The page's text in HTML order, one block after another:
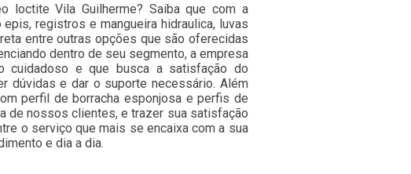
loctite Vila Guilherme? Saiba que com a
registros e mangueira hidraulica, luvas
entre outras opções que são oferecidas
dentro de seu segmento, a empresa
cuidadoso e que busca a satisfação do
dúvidas e dar o suporte necessário. Além
perfil de borracha esponjosa e perfis de
de nossos clientes, e trazer sua satisfação
o serviço que mais se encaixa com a sua
e dia a dia.